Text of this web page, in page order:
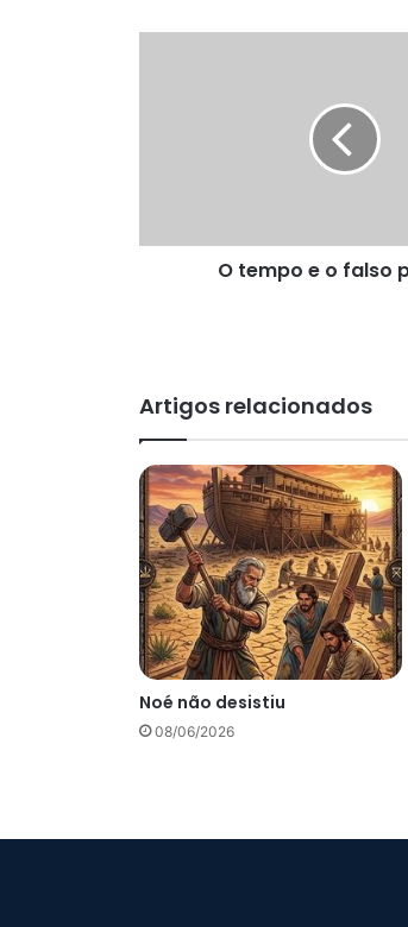
O tempo e o falso
Artigos relacionados
Noé não desistiu
08/06/2026